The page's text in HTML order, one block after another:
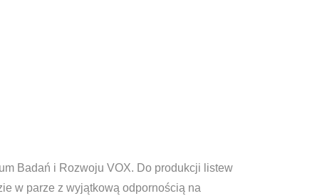
Badań i Rozwoju VOX. Do produkcji listew
w parze z wyjątkową odpornością na